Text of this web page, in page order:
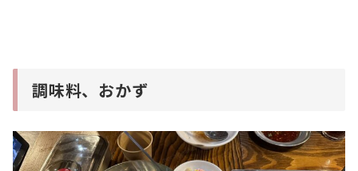
調味料、おかず